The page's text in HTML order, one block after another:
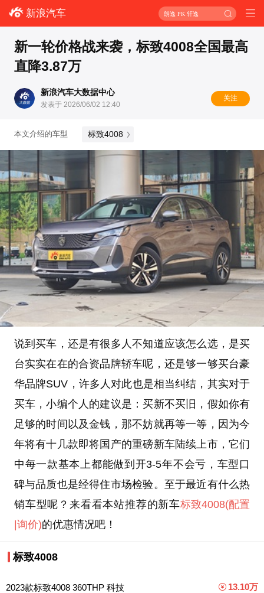
新浪汽车 朗逸 PK 轩逸
新一轮价格战来袭，标致4008全国最高
直降3.87万
新浪汽车大数据中心
发表于 2026/06/02 12:40
关注
本文介绍的车型 标致4008
说到买车，还是有很多人不知道应该怎么选，是买
台实实在在的合资品牌轿车呢，还是够一够买台豪
华品牌SUV，许多人对此也是相当纠结，其实对于
买车，小编个人的建议是：买新不买旧，假如你有
足够的时间以及金钱，那不妨就再等一等，因为今
年将有十几款即将国产的重磅新车陆续上市，它们
中每一款基本上都能做到开3-5年不会亏，车型口
碑与品质也是经得住市场检验。至于最近有什么热
销车型呢？来看看本站推荐的新车标致4008(配置
|询价)的优惠情况吧！
标致4008
2023款标致4008 360THP 科技
13.10万